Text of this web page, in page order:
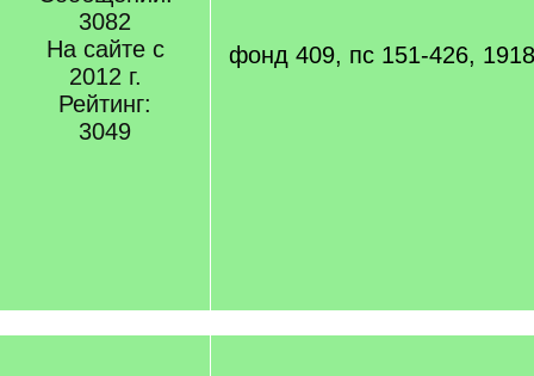
3082
На сайте с
2012 г.
Рейтинг:
3049
фонд 409, пс 151-426,